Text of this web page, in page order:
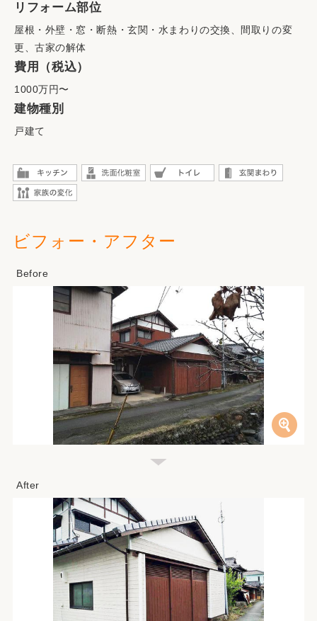
リフォーム部位
屋根・外壁・窓・断熱・玄関・水まわりの交換、間取りの変
更、古家の解体
費用（税込）
1000万円〜
建物種別
戸建て
ビフォー・アフター